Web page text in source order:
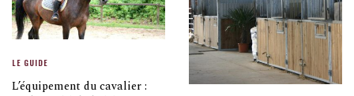
LE GUIDE
L’équipement du cavalier :